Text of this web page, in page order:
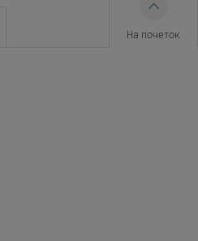
На почеток